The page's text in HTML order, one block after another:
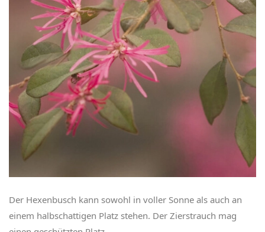
Der Hexenbusch kann sowohl in voller Sonne als auch an
einem halbschattigen Platz stehen. Der Zierstrauch mag